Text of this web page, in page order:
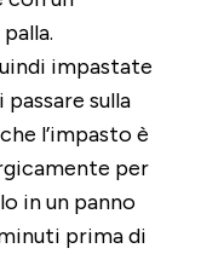
impastate
sulla
l’impasto è
per
in un panno
prima di